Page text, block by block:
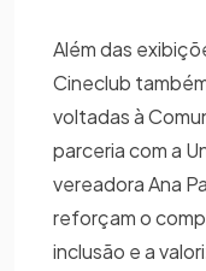
Além das
Cineclub
voltadas à
parceria com a
vereadora Ana
reforçam o
inclusão e a